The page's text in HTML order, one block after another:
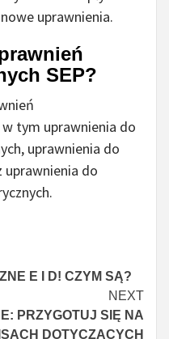
uprawnienia.
SEP?
tym uprawnienia do
uprawnienia do
do
E I D! CZYM SĄ?
NEXT
PRZYGOTUJ SIĘ NA
DOTYCZĄCYCH